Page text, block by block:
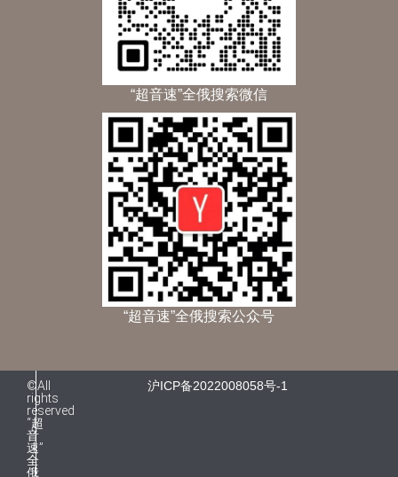
“超音速”全俄搜索微信
“超音速”全俄搜索公众号
©All
rights
reserved
“超
音
速”
全
俄
沪ICP备2022008058号-1